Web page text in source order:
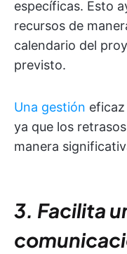
específicas. Esto
recursos de
calendario del
previsto.
Una gestión eficaz
ya que los
manera
3. Facilita